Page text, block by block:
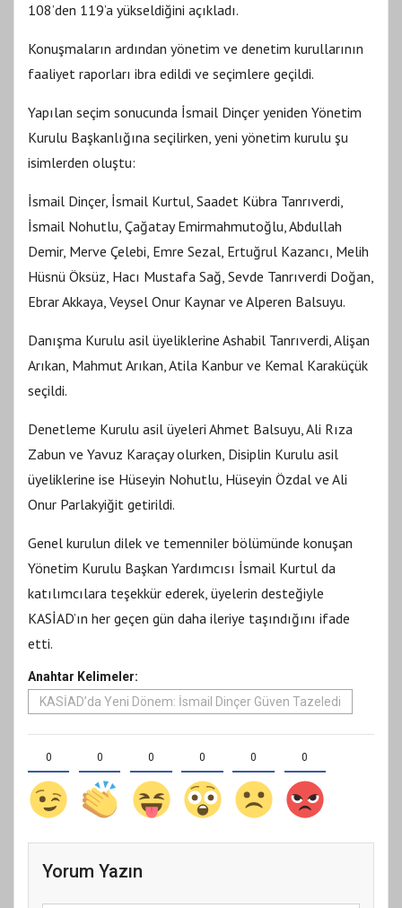
108’den 119’a yükseldiğini açıkladı.
Konuşmaların ardından yönetim ve denetim kurullarının
faaliyet raporları ibra edildi ve seçimlere geçildi.
Yapılan seçim sonucunda İsmail Dinçer yeniden Yönetim
Kurulu Başkanlığına seçilirken, yeni yönetim kurulu şu
isimlerden oluştu:
İsmail Dinçer, İsmail Kurtul, Saadet Kübra Tanrıverdi,
İsmail Nohutlu, Çağatay Emirmahmutoğlu, Abdullah
Demir, Merve Çelebi, Emre Sezal, Ertuğrul Kazancı, Melih
Hüsnü Öksüz, Hacı Mustafa Sağ, Sevde Tanrıverdi Doğan,
Ebrar Akkaya, Veysel Onur Kaynar ve Alperen Balsuyu.
Danışma Kurulu asil üyeliklerine Ashabil Tanrıverdi, Alişan
Arıkan, Mahmut Arıkan, Atila Kanbur ve Kemal Karaküçük
seçildi.
Denetleme Kurulu asil üyeleri Ahmet Balsuyu, Ali Rıza
Zabun ve Yavuz Karaçay olurken, Disiplin Kurulu asil
üyeliklerine ise Hüseyin Nohutlu, Hüseyin Özdal ve Ali
Onur Parlakyiğit getirildi.
Genel kurulun dilek ve temenniler bölümünde konuşan
Yönetim Kurulu Başkan Yardımcısı İsmail Kurtul da
katılımcılara teşekkür ederek, üyelerin desteğiyle
KASİAD’ın her geçen gün daha ileriye taşındığını ifade
etti.
Anahtar Kelimeler:
KASİAD’da Yeni Dönem: İsmail Dinçer Güven Tazeledi
0 0 0 0 0 0
Yorum Yazın